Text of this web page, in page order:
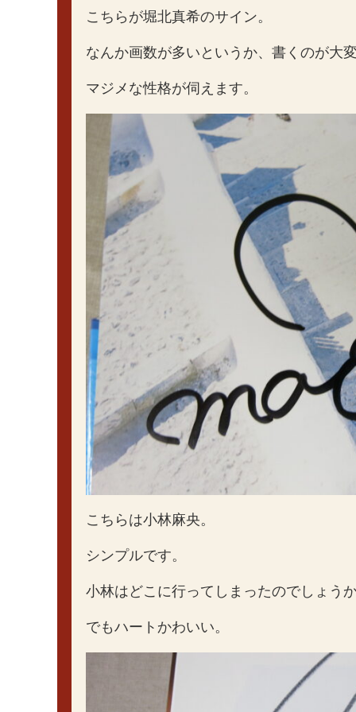
こちらが堀北真希のサイン。
なんか画数が多いというか、書くのが大
マジメな性格が伺えます。
こちらは小林麻央。
シンプルです。
小林はどこに行ってしまったのでしょう
でもハートかわいい。